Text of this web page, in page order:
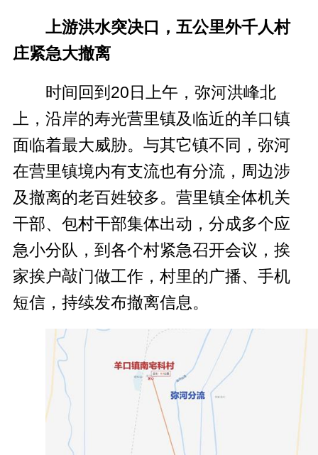
上游洪水突决口，五公里外千人村
庄紧急大撤离
时间回到20日上午，弥河洪峰北
上，沿岸的寿光营里镇及临近的羊口镇
面临着最大威胁。与其它镇不同，弥河
在营里镇境内有支流也有分流，周边涉
及撤离的老百姓较多。营里镇全体机关
干部、包村干部集体出动，分成多个应
急小分队，到各个村紧急召开会议，挨
家挨户敲门做工作，村里的广播、手机
短信，持续发布撤离信息。